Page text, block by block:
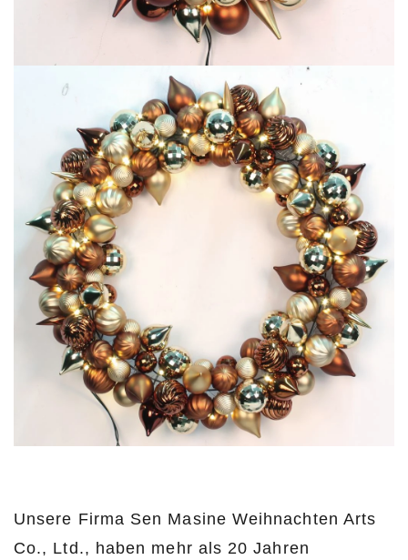
Unsere Firma Sen Masine Weihnachten Arts
Co., Ltd., haben mehr als 20 Jahren